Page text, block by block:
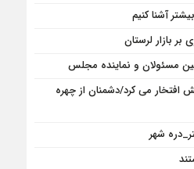
آشنا کنیم
مسئولان و نماینده مجلس
می کرد/دشمنان از چهره
شهر